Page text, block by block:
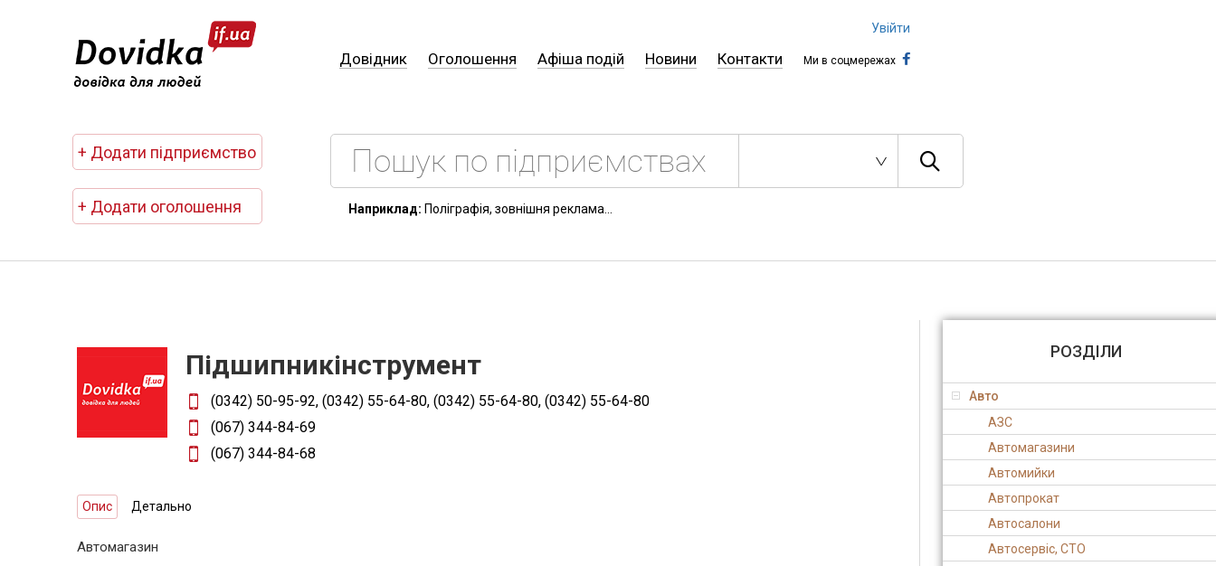
Довідник Оголошення Афіша подій Новини Контакти Ми в соцмережах
Увійти
+ Додати підприємство
+ Додати оголошення Наприклад: Поліграфія, зовнішня реклама...
Підшипникінструмент
(0342) 50-95-92, (0342) 55-64-80, (0342) 55-64-80, (0342) 55-64-80
(067) 344-84-69
(067) 344-84-68
Опис Детально
Автомагазин
РОЗДІЛИ
Авто
АЗС
Автомагазини
Автомийки
Автопрокат
Автосалони
Автосервіс, СТО